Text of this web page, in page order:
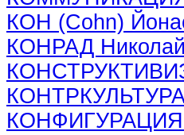
КОН (Cohn)
КОНРАД